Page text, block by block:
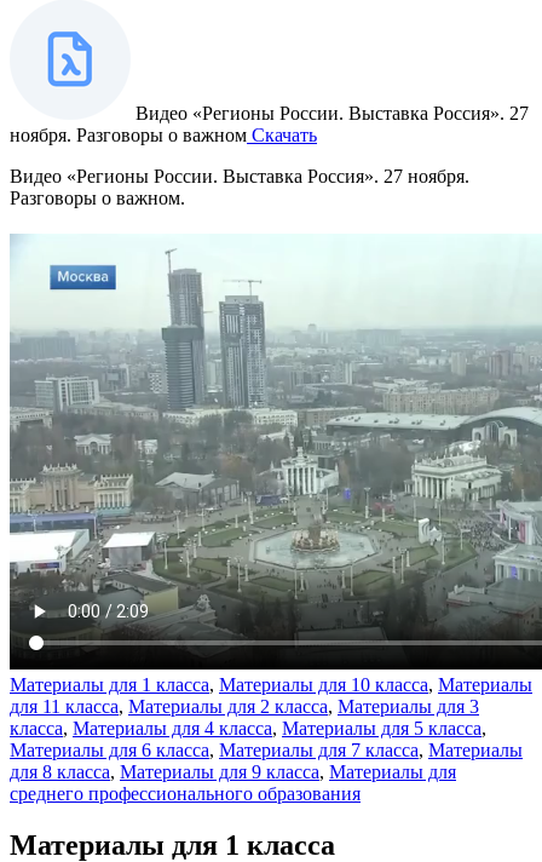
Видео «Регионы России. Выставка Россия». 27
ноября. Разговоры о важном Скачать
Видео «Регионы России. Выставка Россия». 27 ноября.
Разговоры о важном.
Материалы для 1 класса, Материалы для 10 класса, Материалы
для 11 класса, Материалы для 2 класса, Материалы для 3
класса, Материалы для 4 класса, Материалы для 5 класса,
Материалы для 6 класса, Материалы для 7 класса, Материалы
для 8 класса, Материалы для 9 класса, Материалы для
среднего профессионального образования
Материалы для 1 класса